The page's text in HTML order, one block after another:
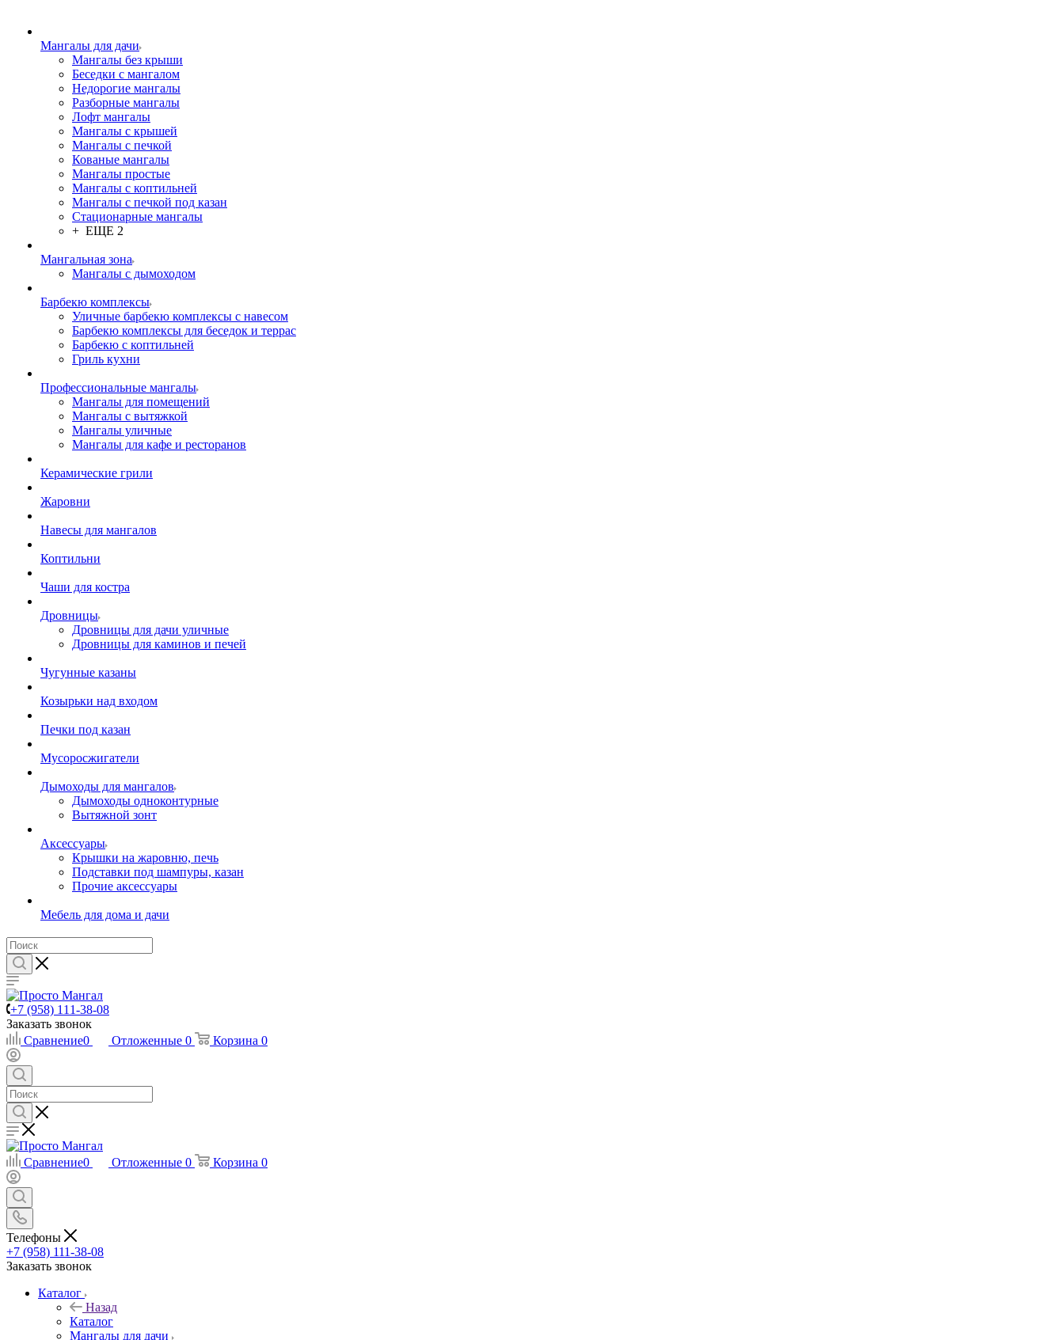
Мангалы для дачи
Мангалы без крыши
Беседки с мангалом
Недорогие мангалы
Разборные мангалы
Лофт мангалы
Мангалы с крышей
Мангалы с печкой
Кованые мангалы
Мангалы простые
Мангалы с коптильней
Мангалы с печкой под казан
Стационарные мангалы
+ ЕЩЕ 2
Мангальная зона
Мангалы с дымоходом
Барбекю комплексы
Уличные барбекю комплексы с навесом
Барбекю комплексы для беседок и террас
Барбекю с коптильней
Гриль кухни
Профессиональные мангалы
Мангалы для помещений
Мангалы с вытяжкой
Мангалы уличные
Мангалы для кафе и ресторанов
Керамические грили
Жаровни
Навесы для мангалов
Коптильни
Чаши для костра
Дровницы
Дровницы для дачи уличные
Дровницы для каминов и печей
Чугунные казаны
Козырьки над входом
Печки под казан
Мусоросжигатели
Дымоходы для мангалов
Дымоходы одноконтурные
Вытяжной зонт
Аксессуары
Крышки на жаровню, печь
Подставки под шампуры, казан
Прочие аксессуары
Мебель для дома и дачи
+7 (958) 111-38-08
Заказать звонок
Сравнение0 Отложенные 0 Корзина 0
Сравнение0 Отложенные 0 Корзина 0
Телефоны
+7 (958) 111-38-08
Заказать звонок
Каталог
Назад
Каталог
Мангалы для дачи